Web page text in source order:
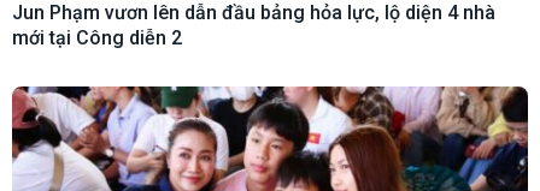
Jun Phạm vươn lên dẫn đầu bảng hỏa lực, lộ diện 4 nhà
mới tại Công diễn 2